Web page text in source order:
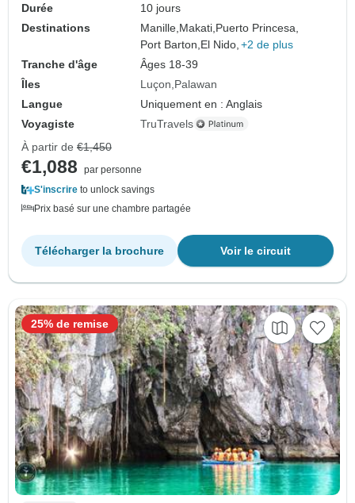
Durée
10 jours
Destinations
Manille, Makati, Puerto Princesa,
Port Barton, El Nido, +2 de plus
Tranche d'âge
Âges 18-39
Îles
Luçon Palawan
Langue
Uniquement en : Anglais
Voyagiste
TruTravels
À partir de €1,450
€1,088
par personne
S'inscrire to unlock savings
Prix basé sur une chambre partagée
Voir le circuit
Télécharger la brochure
25% de remise